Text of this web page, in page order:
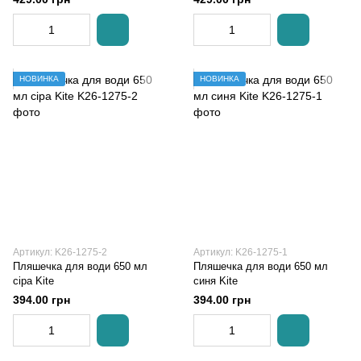
НОВИНКА
Артикул: K26-1275-2
Пляшечка для води 650 мл
сіра Kite
394.00 грн
НОВИНКА
Артикул: K26-1275-1
Пляшечка для води 650 мл
синя Kite
394.00 грн